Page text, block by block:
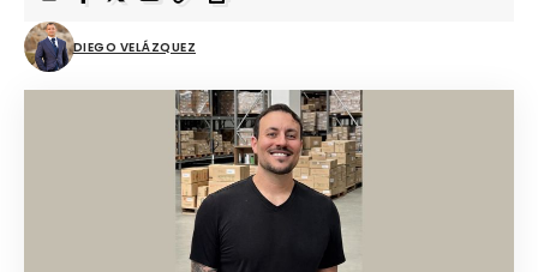
DIEGO VELÁZQUEZ